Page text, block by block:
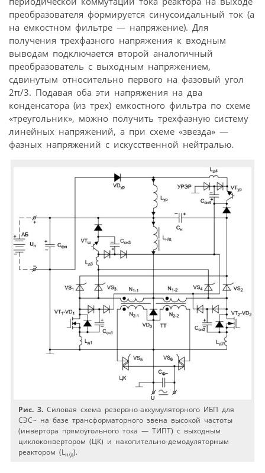
преобразователя формируется синусоидальный ток (а
на емкостном фильтре — напряжение). Для
получения трехфазного напряжения к входным
выводам подключается второй аналогичный
преобразователь с выходным напряжением,
сдвинутым относительно первого на фазовый угол
2π/3. Подавая оба эти напряжения на два
конденсатора (из трех) емкостного фильтра по схеме
«треугольник», можно получить трехфазную систему
линейных напряжений, а при схеме «звезда» —
фазных напряжений с искусственной нейтралью.
Рис. 3. Силовая схема резервно-аккумуляторного ИБП для
СЭС~ на базе трансформаторного звена высокой частоты
(инвертора прямоугольного тока — ТИПТ) с выходным
циклоконвертором (ЦК) и накопительно-демодуляторным
реактором (Lн/д).